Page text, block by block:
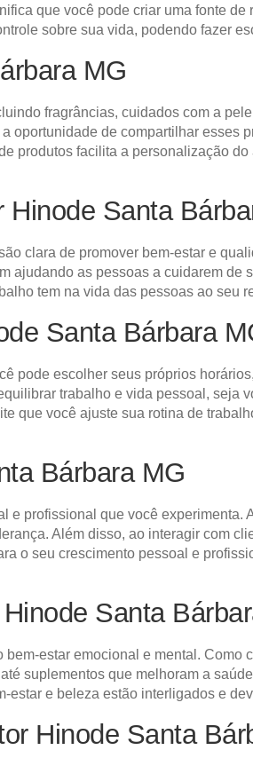
que você pode criar uma fonte
sobre sua vida, podendo fazer
MG
fragrâncias, cuidados com a
oportunidade de compartilhar esses
produtos facilita a personalização
Santa
clara de promover bem-estar e
ajudando as pessoas a cuidarem de
tem na vida das pessoas ao seu
Santa Bárbara
pode escolher seus próprios
trabalho e vida pessoal, seja
que você ajuste sua rotina de
Bárbara MG
profissional que você experimenta.
Além disso, ao interagir com
o seu crescimento pessoal e
Santa
estar emocional e mental. Como
suplementos que melhoram a
e beleza estão interligados e
Hinode Santa